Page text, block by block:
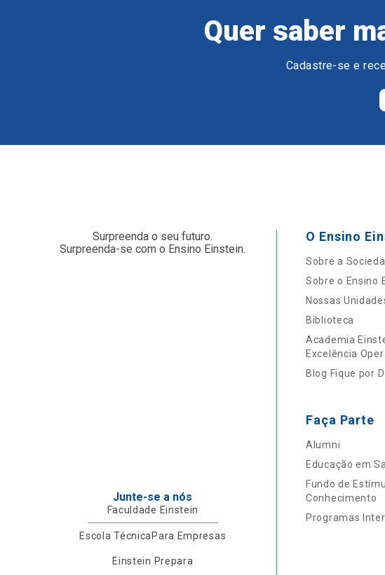
Quer saber
Cadastre-se e
Surpreenda o seu futuro.
Surpreenda-se com o Ensino Einstein.
Junte-se a nós
Faculdade Einstein
Escola Técnica Para Empresas
Einstein Prepara
O Ensino
Sobre a
Sobre o Ensino
Nossas
Biblioteca
Academia
Excelência
Blog Fique por
Faça Parte
Alumni
Educação em
Fundo de
Conhecimento
Programas